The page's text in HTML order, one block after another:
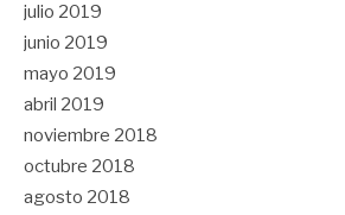
julio 2019
junio 2019
mayo 2019
abril 2019
noviembre 2018
octubre 2018
agosto 2018